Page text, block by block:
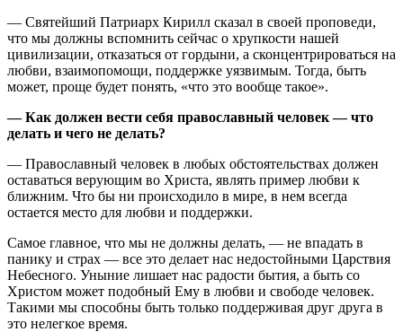
— Святейший Патриарх Кирилл сказал в своей проповеди,
что мы должны вспомнить сейчас о хрупкости нашей
цивилизации, отказаться от гордыни, а сконцентрироваться на
любви, взаимопомощи, поддержке уязвимым. Тогда, быть
может, проще будет понять, «что это вообще такое».
— Как должен вести себя православный человек — что
делать и чего не делать?
— Православный человек в любых обстоятельствах должен
оставаться верующим во Христа, являть пример любви к
ближним. Что бы ни происходило в мире, в нем всегда
остается место для любви и поддержки.
Самое главное, что мы не должны делать, — не впадать в
панику и страх — все это делает нас недостойными Царствия
Небесного. Уныние лишает нас радости бытия, а быть со
Христом может подобный Ему в любви и свободе человек.
Такими мы способны быть только поддерживая друг друга в
это нелегкое время.